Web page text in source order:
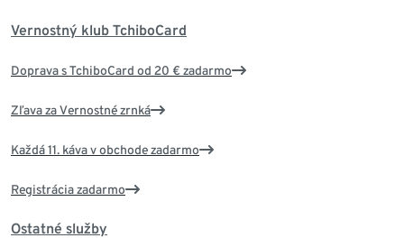
Vernostný klub TchiboCard
Doprava s TchiboCard od 20 € zadarmo
Zľava za Vernostné zrnká
Každá 11. káva v obchode zadarmo
Registrácia zadarmo
Ostatné služby